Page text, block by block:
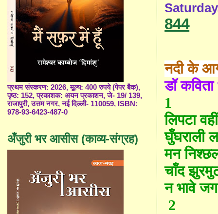
844
नदी के
डॉ
1
लिपटा वहीं
घुँघराली
मन
चाँद
न भावे
2
प्रथम संस्करण: 2026, मूल्य: 400 रुपये (पेपर बैक),
पृष्ठ: 152, प्रकाशक: अयन प्रकाशन, जे- 19/ 139,
राजापुरी, उत्तम नगर, नई दिल्ली- 110059, ISBN:
978-93-6423-487-0
अँजुरी भर आसीस (काव्य-संग्रह)